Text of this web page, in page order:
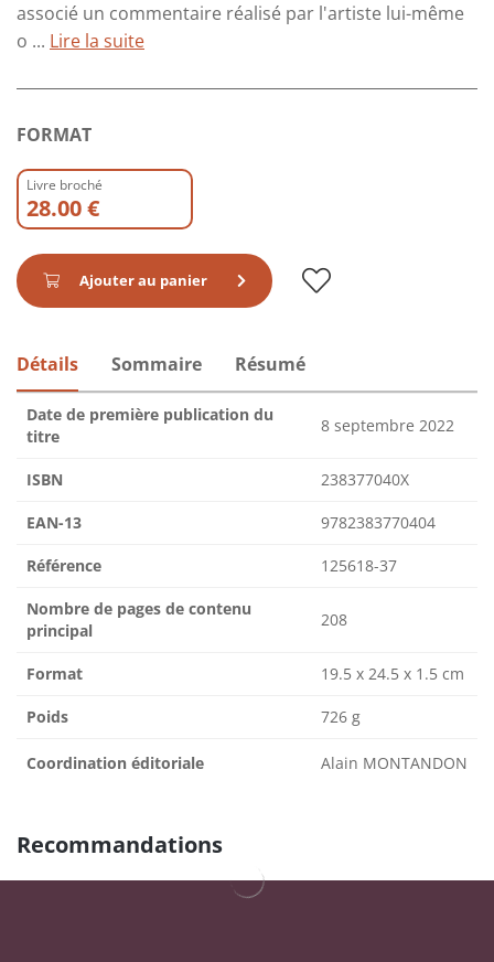
associé un commentaire réalisé par l'artiste lui-même
o ... Lire la suite
FORMAT
Livre broché
28.00 €
Ajouter au panier
Détails Sommaire Résumé
Date de première publication du
titre
8 septembre 2022
ISBN 238377040X
EAN-13 9782383770404
Référence 125618-37
Nombre de pages de contenu
principal
208
Format 19.5 x 24.5 x 1.5 cm
Poids 726 g
Coordination éditoriale Alain MONTANDON
Recommandations